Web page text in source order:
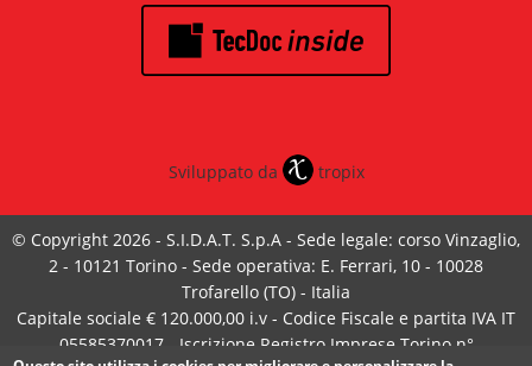
Sviluppato da tropix
© Copyright 2026 - S.I.D.A.T. S.p.A - Sede legale: corso Vinzaglio,
2 - 10121 Torino - Sede operativa: E. Ferrari, 10 - 10028
Trofarello (TO) - Italia
Capitale sociale € 120.000,00 i.v - Codice Fiscale e partita IVA IT
05585370017 - Iscrizione Registro Imprese Torino n°